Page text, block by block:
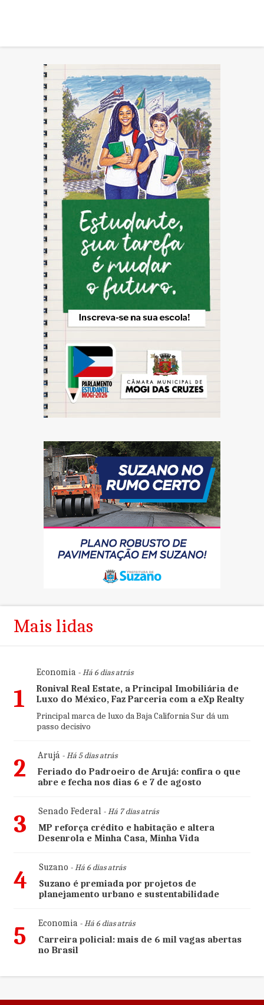
Mais lidas
1
Economia- Há 6 dias atrás
Ronival Real Estate, a Principal Imobiliária de
Luxo do México, Faz Parceria com a eXp Realty
Principal marca de luxo da Baja California Sur dá um
passo decisivo
2 Arujá- Há 5 dias atrás
Feriado do Padroeiro de Arujá: confira o que
abre e fecha nos dias 6 e 7 de agosto
3 Senado Federal- Há 7 dias atrás
MP reforça crédito e habitação e altera
Desenrola e Minha Casa, Minha Vida
4 Suzano - Há 6 dias atrás
Suzano é premiada por projetos de
planejamento urbano e sustentabilidade
5 Economia- Há 6 dias atrás
Carreira policial: mais de 6 mil vagas abertas
no Brasil